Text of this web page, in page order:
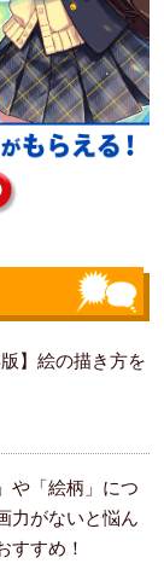
】絵の描き方を
や「絵柄」につ
力がないと悩ん
すすめ！